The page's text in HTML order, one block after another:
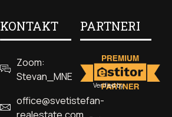
PARTNERI
Verified by
KONTAKT
Zoom:
Stevan_MNE
office@svetistefan-